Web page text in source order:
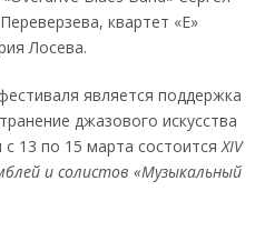
квартет «Е»
Лосева.
является поддержка
джазового искусства
13 по 15 марта состоится XIV
и солистов «Музыкальный